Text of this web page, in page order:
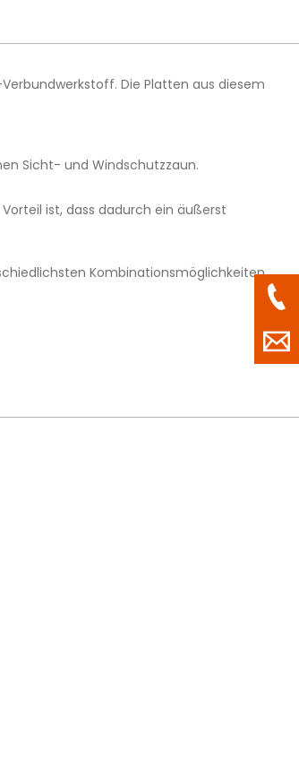
Die Platten aus diesem
Sicht- und Windschutzzaun.
ist, dass dadurch ein äußerst
Kombinationsmöglichkeiten.